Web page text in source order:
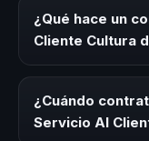
¿Qué hace un
Cliente Cultura
Servicio es un
estrategias y
corporativos,
¿Cuándo
Servicio Al